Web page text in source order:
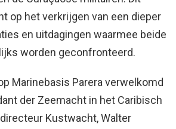
op het verkrijgen van een dieper
en uitdagingen waarmee beide
worden geconfronteerd.
Marinebasis Parera verwelkomd
der Zeemacht in het Caribisch
Kustwacht, Walter